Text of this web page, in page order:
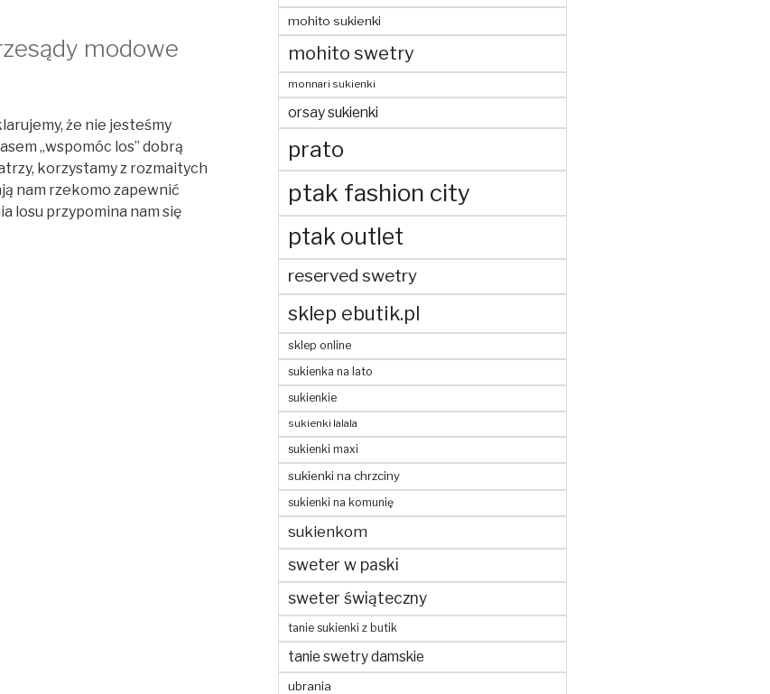
modowe
że nie jesteśmy
„wspomóc los” dobrą
korzystamy z rozmaitych
nam rzekomo zapewnić
losu przypomina nam się
mohito sukienki
mohito swetry
monnari sukienki
orsay sukienki
prato
ptak fashion city
ptak outlet
reserved swetry
sklep ebutik.pl
sklep online
sukienka na lato
sukienkie
sukienki lalala
sukienki maxi
sukienki na chrzciny
sukienki na komunię
sukienkom
sweter w paski
sweter świąteczny
tanie sukienki z butik
tanie swetry damskie
ubrania